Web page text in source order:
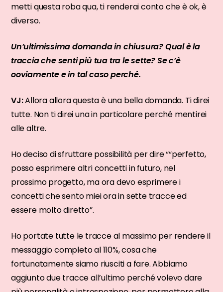
metti questa roba qua, ti renderai conto che è ok, è
diverso.
Un’ultimissima domanda in chiusura? Qual è la
traccia che senti più tua tra le sette? Se c’è
ooviamente e in tal caso perché.
VJ:Allora allora questa è una bella domanda. Ti direi
tutte. Non ti direi una in particolare perché mentirei
alle altre.
Ho deciso di sfruttare possibilità per dire ““perfetto,
posso esprimere altri concetti in futuro, nel
prossimo progetto, ma ora devo esprimere i
concetti che sento miei ora in sette tracce ed
essere molto diretto”.
Ho portate tutte le tracce al massimo per rendere il
messaggio completo al 110%, cosa che
fortunatamente siamo riusciti a fare. Abbiamo
aggiunto due tracce all’ultimo perché volevo dare